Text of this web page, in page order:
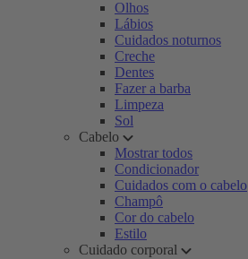
Olhos
Lábios
Cuidados noturnos
Creche
Dentes
Fazer a barba
Limpeza
Sol
Cabelo
Mostrar todos
Condicionador
Cuidados com o cabelo
Champô
Cor do cabelo
Estilo
Cuidado corporal